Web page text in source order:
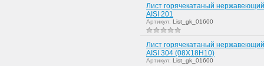
Лист горячекатаный
AISI 201
Артикул: List_gk_01600
Лист горячекатаный
AISI 304 (08Х18Н10)
Артикул: List_gk_01600